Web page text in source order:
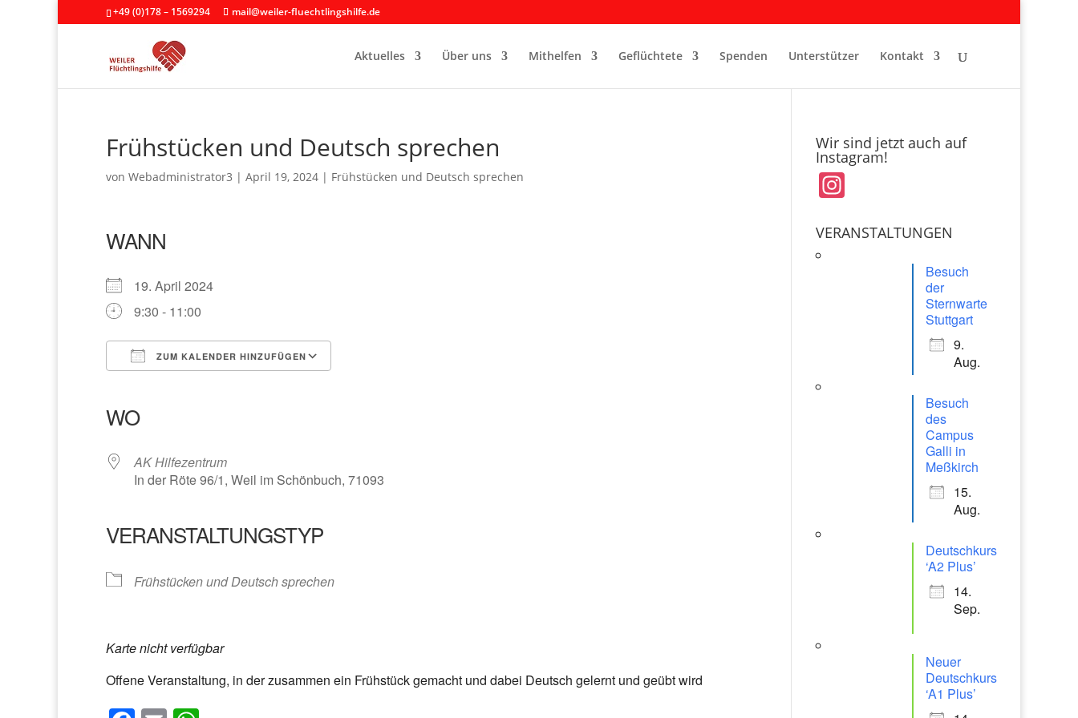
+49 (0)178 – 1569294 mail@weiler-fluechtlingshilfe.de
Aktuelles Über uns Mithelfen Geflüchtete Spenden Unterstützer Kontakt
Frühstücken und Deutsch sprechen
von Webadministrator3 | April 19, 2024 | Frühstücken und Deutsch sprechen
WANN
19. April 2024
9:30 - 11:00
ZUM KALENDER HINZUFÜGEN
WO
AK Hilfezentrum
In der Röte 96/1, Weil im Schönbuch, 71093
VERANSTALTUNGSTYP
Frühstücken und Deutsch sprechen
Karte nicht verfügbar
Offene Veranstaltung, in der zusammen ein Frühstück gemacht und dabei Deutsch gelernt und geübt wird
Wir sind jetzt auch auf
Instagram!
In
a
VERANSTALTUNGEN
Besuch
der
Sternwarte
Stuttgart
9.
Aug.
Besuch
des
Campus
Galli in
Meßkirch
15.
Aug.
Deutschkurs
‘A2 Plus’
14.
Sep.
Neuer
Deutschkurs
‘A1 Plus’